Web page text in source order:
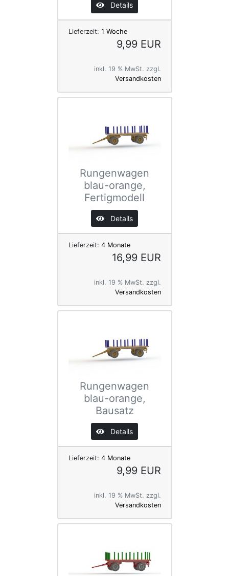
Details
Lieferzeit: 1 Woche
9,99 EUR
inkl. 19 % MwSt. zzgl.
Versandkosten
Rungenwagen
blau-orange,
Fertigmodell
Details
Lieferzeit: 4 Monate
16,99 EUR
inkl. 19 % MwSt. zzgl.
Versandkosten
Rungenwagen
blau-orange,
Bausatz
Details
Lieferzeit: 4 Monate
9,99 EUR
inkl. 19 % MwSt. zzgl.
Versandkosten